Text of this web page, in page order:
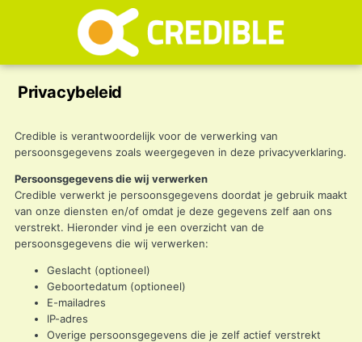
Privacybeleid
Credible is verantwoordelijk voor de verwerking van
persoonsgegevens zoals weergegeven in deze privacyverklaring.
Persoonsgegevens die wij verwerken
Credible verwerkt je persoonsgegevens doordat je gebruik maakt
van onze diensten en/of omdat je deze gegevens zelf aan ons
verstrekt. Hieronder vind je een overzicht van de
persoonsgegevens die wij verwerken:
Geslacht (optioneel)
Geboortedatum (optioneel)
E-mailadres
IP-adres
Overige persoonsgegevens die je zelf actief verstrekt